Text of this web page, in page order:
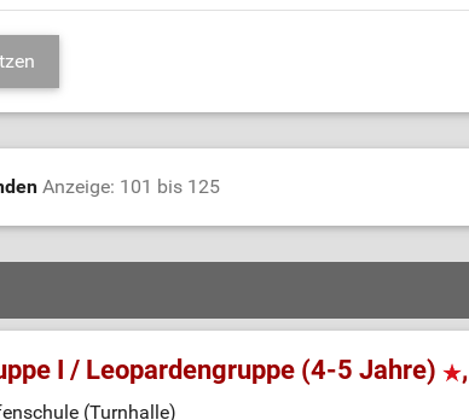
Anzeige: 101 bis 125
I / Leopardengruppe (4-5 Jahre) ,
(Turnhalle)